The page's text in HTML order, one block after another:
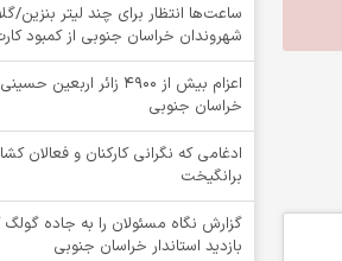
ساعت‌ها انتظار برای چند لیتر بنزین/
شهروندان خراسان جنوبی از کمبود
اعزام بیش از 4900 زائر اربعین
خراسان جنوبی
ادغامی که نگرانی کارکنان و فعالان
برانگیخت
گزارش نگاه مسئولان را به جاده
بازدید استاندار خراسان جنوبی